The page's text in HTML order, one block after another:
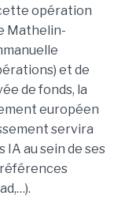
opération
Mathelin-
et de
de fonds, la
européen
servira
au sein de ses